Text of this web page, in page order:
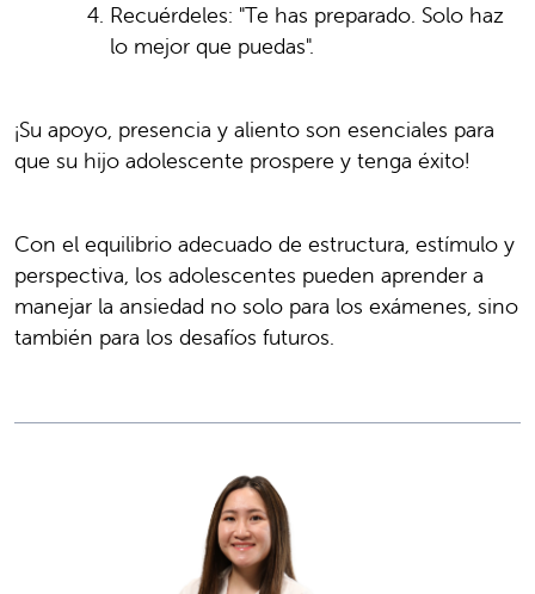
Recuérdeles: "Te has preparado. Solo haz
lo mejor que puedas".
¡Su apoyo, presencia y aliento son esenciales para
que su hijo adolescente prospere y tenga éxito!
Con el equilibrio adecuado de estructura, estímulo y
perspectiva, los adolescentes pueden aprender a
manejar la ansiedad no solo para los exámenes, sino
también para los desafíos futuros.